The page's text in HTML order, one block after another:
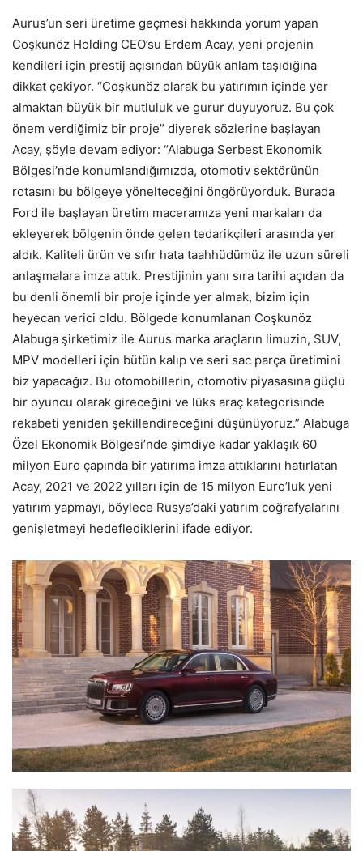
Aurus’un seri üretime geçmesi hakkında yorum yapan
Coşkunöz Holding CEO’su Erdem Acay, yeni projenin
kendileri için prestij açısından büyük anlam taşıdığına
dikkat çekiyor. “Coşkunöz olarak bu yatırımın içinde yer
almaktan büyük bir mutluluk ve gurur duyuyoruz. Bu çok
önem verdiğimiz bir proje” diyerek sözlerine başlayan
Acay, şöyle devam ediyor: “Alabuga Serbest Ekonomik
Bölgesi’nde konumlandığımızda, otomotiv sektörünün
rotasını bu bölgeye yönelteceğini öngörüyorduk. Burada
Ford ile başlayan üretim maceramıza yeni markaları da
ekleyerek bölgenin önde gelen tedarikçileri arasında yer
aldık. Kaliteli ürün ve sıfır hata taahhüdümüz ile uzun süreli
anlaşmalara imza attık. Prestijinin yanı sıra tarihi açıdan da
bu denli önemli bir proje içinde yer almak, bizim için
heyecan verici oldu. Bölgede konumlanan Coşkunöz
Alabuga şirketimiz ile Aurus marka araçların limuzin, SUV,
MPV modelleri için bütün kalıp ve seri sac parça üretimini
biz yapacağız. Bu otomobillerin, otomotiv piyasasına güçlü
bir oyuncu olarak gireceğini ve lüks araç kategorisinde
rekabeti yeniden şekillendireceğini düşünüyoruz.” Alabuga
Özel Ekonomik Bölgesi’nde şimdiye kadar yaklaşık 60
milyon Euro çapında bir yatırıma imza attıklarını hatırlatan
Acay, 2021 ve 2022 yılları için de 15 milyon Euro’luk yeni
yatırım yapmayı, böylece Rusya’daki yatırım coğrafyalarını
genişletmeyi hedeflediklerini ifade ediyor.